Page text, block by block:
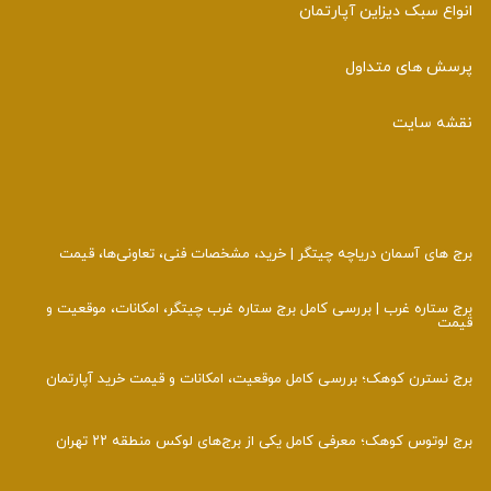
انواع سبک دیزاین آپارتمان
پرسش های متداول
نقشه سایت
برج‌ های آسمان دریاچه چیتگر | خرید، مشخصات فنی، تعاونی‌ها، قیمت
برج ستاره غرب | بررسی کامل برج ستاره غرب چیتگر، امکانات، موقعیت و
قیمت
برج نسترن کوهک؛ بررسی کامل موقعیت، امکانات و قیمت خرید آپارتمان
برج لوتوس کوهک؛ معرفی کامل یکی از برج‌های لوکس منطقه ۲۲ تهران